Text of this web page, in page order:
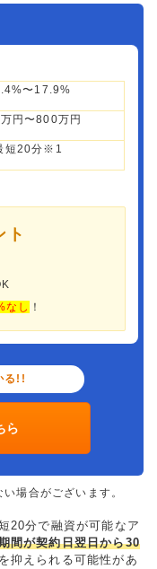
〜17.9%
円〜800万円
短20分※1
ト
なし ！
る!!
ら
場合がございます。
20分で融資が可能なア
間が契約日翌日から30
抑えられる可能性があ